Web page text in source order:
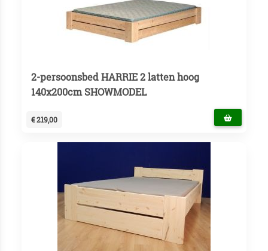
2-persoonsbed HARRIE 2 latten hoog
140x200cm SHOWMODEL
€ 219,00